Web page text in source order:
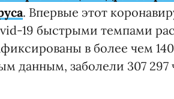
. Впервые этот
19 быстрыми темпами
в более чем
данным, заболели 307 297